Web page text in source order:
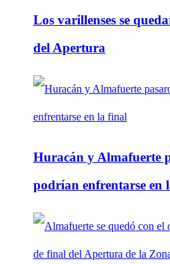
Los varillenses se
del Apertura
Huracán y Almafuerte
podrían enfrentarse en